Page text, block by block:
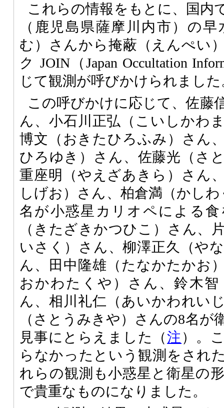
これらの情報をもとに、国内
（鹿児島県薩摩川内市）の
む）さんから掩蔽（えんぺい
ク JOIN（Japan Occultation
じて観測が呼びかけられました
この呼びかけに応じて、佐藤
ん、小石川正弘（こいしかわ
博文（おきたひろふみ）さん
ひろゆき）さん、佐藤光（さ
重座明（やえざあきら）さん
しげお）さん、柏倉満（かし
名が小惑星カリオペによる
（きたざきかつひこ）さん、
いさく）さん、柳澤正久（や
ん、田中隆雄（たなかたかお
おかわたくや）さん、鈴木
ん、相川礼仁（あいかわれい
（さとうみきや）さんの8名が
見事にとらえました（注 ）。
らなかったという観測をされ
れらの観測も小惑星と衛星の
で貴重なものになりました。